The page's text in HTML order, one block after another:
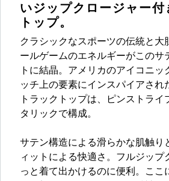
いジップクロージャー付
トップ。
クラシックなスポーツの伝統と大
ールゲームのエネルギーがこのサ
トに結晶。アメリカのアイコニッ
ッチ上の要素にインスパイアされ
トラックトップは、ピンストライ
タリックで構成。
サテン構造による滑らかな肌触り
ィットによる快適さ。フルジップ
っと着て出かけるのに便利。ここ